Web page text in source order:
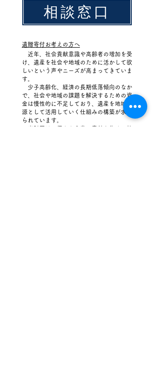
相談窓口
遺贈寄付お考えの方へ
近年、社会貢献意識や高齢者の増加を受
け、遺産を社会や地域のために活かして欲
しいという声やニーズが高まってきていま
す。
少子高齢化、経済の長期低落傾向のなか
で、社会や地域の課題を解決するための資
金は慢性的に不足しており、遺産を地域資
源として活用していく仕組みの構築が求め
られています。
当財団は、個人や企業の寄付を集め、社